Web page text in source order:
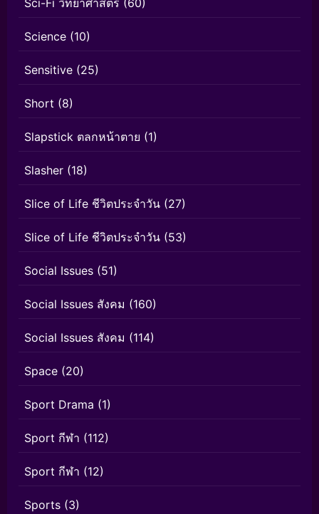
Science (10)
Sensitive (25)
Short (8)
Slapstick ตลกหน้าตาย (1)
Slasher (18)
Slice of Life ชีวิตประจำวัน (27)
Slice of Life ชีวิตประจำวัน (53)
Social Issues (51)
Social Issues สังคม (160)
Social Issues สังคม (114)
Space (20)
Sport Drama (1)
Sport กีฬา (112)
Sport กีฬา (12)
Sports (3)